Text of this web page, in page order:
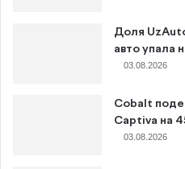
Доля
авто упала
03.08.2026
Cobalt
Captiva на
03.08.2026